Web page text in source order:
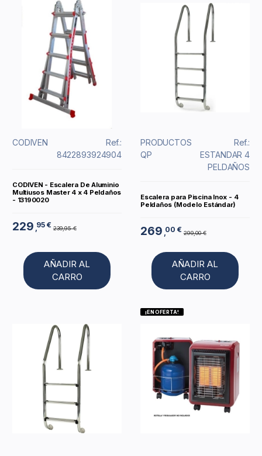
CODIVEN
Ref.:
8422893924904
CODIVEN - Escalera De Aluminio
Multiusos Master 4 x 4 Peldaños
- 13190020
229 ,95 € 239,95 €
AÑADIR AL
CARRO
PRODUCTOS
QP
Ref.:
ESTANDAR 4
PELDAÑOS
Escalera para Piscina Inox - 4
Peldaños (Modelo Estándar)
269 ,00 € 299,00 €
AÑADIR AL
CARRO
¡EN OFERTA!